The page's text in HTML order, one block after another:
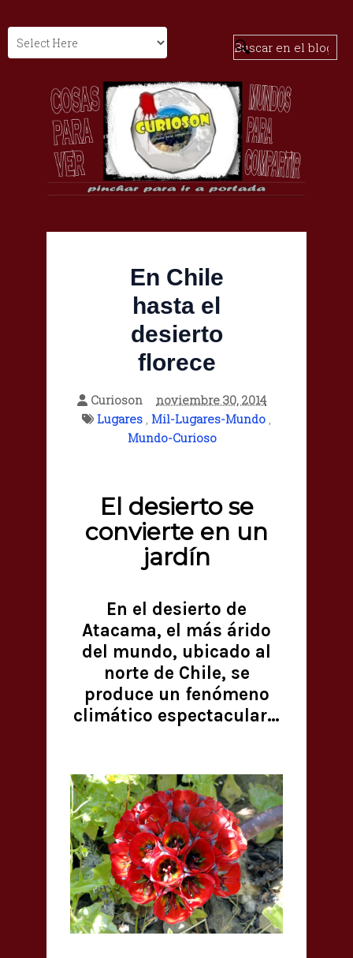
En Chile
hasta el
desierto
florece
Curioson
noviembre 30, 2014
Lugares , Mil-Lugares-Mundo ,
Mundo-Curioso
El desierto se
convierte en un
jardín
En el desierto de
Atacama, el más árido
del mundo, ubicado al
norte de Chile, se
produce un fenómeno
climático espectacular…